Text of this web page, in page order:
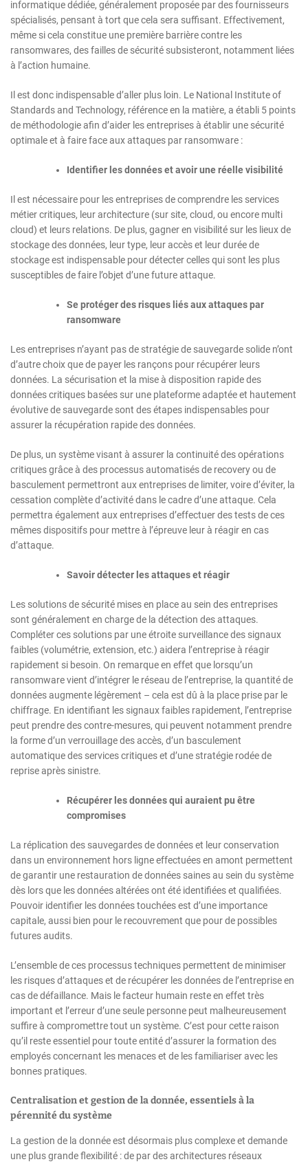
informatique dédiée, généralement proposée par des fournisseurs
spécialisés, pensant à tort que cela sera suffisant. Effectivement,
même si cela constitue une première barrière contre les
ransomwares, des failles de sécurité subsisteront, notamment liées
à l’action humaine.
Il est donc indispensable d’aller plus loin. Le National Institute of
Standards and Technology, référence en la matière, a établi 5 points
de méthodologie afin d’aider les entreprises à établir une sécurité
optimale et à faire face aux attaques par ransomware :
Identifier les données et avoir une réelle visibilité
Il est nécessaire pour les entreprises de comprendre les services
métier critiques, leur architecture (sur site, cloud, ou encore multi
cloud) et leurs relations. De plus, gagner en visibilité sur les lieux de
stockage des données, leur type, leur accès et leur durée de
stockage est indispensable pour détecter celles qui sont les plus
susceptibles de faire l’objet d’une future attaque.
Se protéger des risques liés aux attaques par
ransomware
Les entreprises n’ayant pas de stratégie de sauvegarde solide n’ont
d’autre choix que de payer les rançons pour récupérer leurs
données. La sécurisation et la mise à disposition rapide des
données critiques basées sur une plateforme adaptée et hautement
évolutive de sauvegarde sont des étapes indispensables pour
assurer la récupération rapide des données.
De plus, un système visant à assurer la continuité des opérations
critiques grâce à des processus automatisés de recovery ou de
basculement permettront aux entreprises de limiter, voire d’éviter, la
cessation complète d’activité dans le cadre d’une attaque. Cela
permettra également aux entreprises d’effectuer des tests de ces
mêmes dispositifs pour mettre à l’épreuve leur à réagir en cas
d’attaque.
Savoir détecter les attaques et réagir
Les solutions de sécurité mises en place au sein des entreprises
sont généralement en charge de la détection des attaques.
Compléter ces solutions par une étroite surveillance des signaux
faibles (volumétrie, extension, etc.) aidera l’entreprise à réagir
rapidement si besoin. On remarque en effet que lorsqu’un
ransomware vient d’intégrer le réseau de l’entreprise, la quantité de
données augmente légèrement – cela est dû à la place prise par le
chiffrage. En identifiant les signaux faibles rapidement, l’entreprise
peut prendre des contre-mesures, qui peuvent notamment prendre
la forme d’un verrouillage des accès, d’un basculement
automatique des services critiques et d’une stratégie rodée de
reprise après sinistre.
Récupérer les données qui auraient pu être
compromises
La réplication des sauvegardes de données et leur conservation
dans un environnement hors ligne effectuées en amont permettent
de garantir une restauration de données saines au sein du système
dès lors que les données altérées ont été identifiées et qualifiées.
Pouvoir identifier les données touchées est d’une importance
capitale, aussi bien pour le recouvrement que pour de possibles
futures audits.
L’ensemble de ces processus techniques permettent de minimiser
les risques d’attaques et de récupérer les données de l’entreprise en
cas de défaillance. Mais le facteur humain reste en effet très
important et l’erreur d’une seule personne peut malheureusement
suffire à compromettre tout un système. C’est pour cette raison
qu’il reste essentiel pour toute entité d’assurer la formation des
employés concernant les menaces et de les familiariser avec les
bonnes pratiques.
Centralisation et gestion de la donnée, essentiels à la
pérennité du système
La gestion de la donnée est désormais plus complexe et demande
une plus grande flexibilité : de par des architectures réseaux